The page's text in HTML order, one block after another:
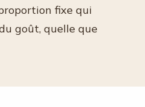
fixe qui
goût, quelle que